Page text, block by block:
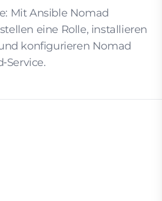
Mit Ansible Nomad
eine Rolle, installieren
konfigurieren Nomad